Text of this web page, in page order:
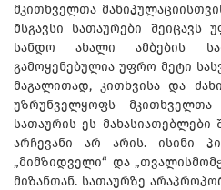
მკითხველთა
მსგავსი სათაურები შეიცავს
სანდო ახალი ამბების
გამოყენებულია უფრო მეტი
მაგალითად, კითხვისა და
უზრუნველყოფს მკითხველთა
სათაურის ეს
არჩევანი არ არის. ისინი
„მიმზიდველი“ და
მიზანთან. სათაურზე